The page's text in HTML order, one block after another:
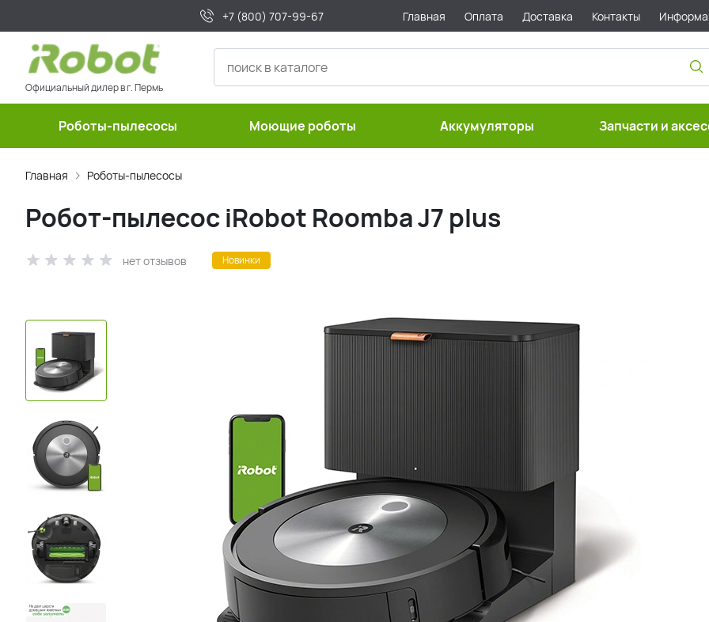
+7 (800) 707-99-67 Главная Оплата Доставка Контакты
Официальный дилер в г. Пермь
Роботы-пылесосы Моющие роботы Аккумуляторы Запчасти и
Главная Роботы-пылесосы
Робот-пылесос iRobot Roomba J7 plus
нет отзывов Новинки